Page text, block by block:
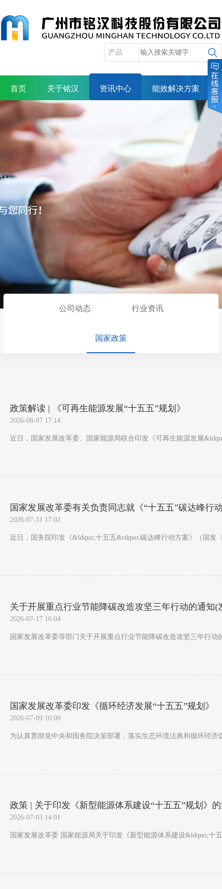
首页 关于铭汉 资讯中心 能效解决方案
服务体系 人力资源
投资者关系
公司动态 行业资讯
国家政策
政策解读 | 《可再生能源发展“十五五”规划》
2026-08-07 17:14
近日，国家发展改革委、国家能源局联合印发《可再生能源发展
国家发展改革委有关负责同志就《“十五五”碳达峰行
2026-07-31 17:02
近日，国务院印发《&ldquo;十五五&rdquo;碳达峰行动方案》（国
关于开展重点行业节能降碳改造攻坚三年行动的通知(
2026-07-17 10:04
国家发展改革委等部门关于开展重点行业节能降碳改造攻坚三年行
国家发展改革委印发《循环经济发展“十五五”规划》
2026-07-09 10:09
为认真贯彻党中央和国务院决策部署，落实生态环境法典和循环经
政策 | 关于印发《新型能源体系建设“十五五”规划》
2026-07-03 14:01
国家发展改革委 国家能源局关于印发《新型能源体系建设&ldquo;十